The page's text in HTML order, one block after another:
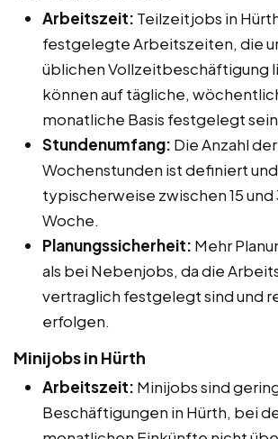
Arbeitszeit: Teilzeitjobs in
festgelegte Arbeitszeiten, die
üblichen Vollzeitbeschäftigung
können auf tägliche,
monatliche Basis festgelegt
Stundenumfang: Die Anzahl der
Wochenstunden ist definiert
typischerweise zwischen 15
Woche.
Planungssicherheit: Mehr
als bei Nebenjobs, da die
vertraglich festgelegt sind und
erfolgen.
Minijobs in Hürth
Arbeitszeit: Minijobs sind
Beschäftigungen in Hürth, bei